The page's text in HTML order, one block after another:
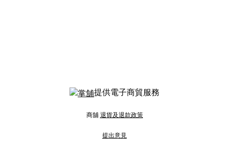
提供電子商貿服務
商舖 退貨及退款政策
提出意見